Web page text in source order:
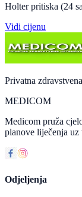
Holter pritiska (24
Vidi cijenu
Privatna
MEDICOM
Medicom pruža
planove liječenja
Odjeljenja